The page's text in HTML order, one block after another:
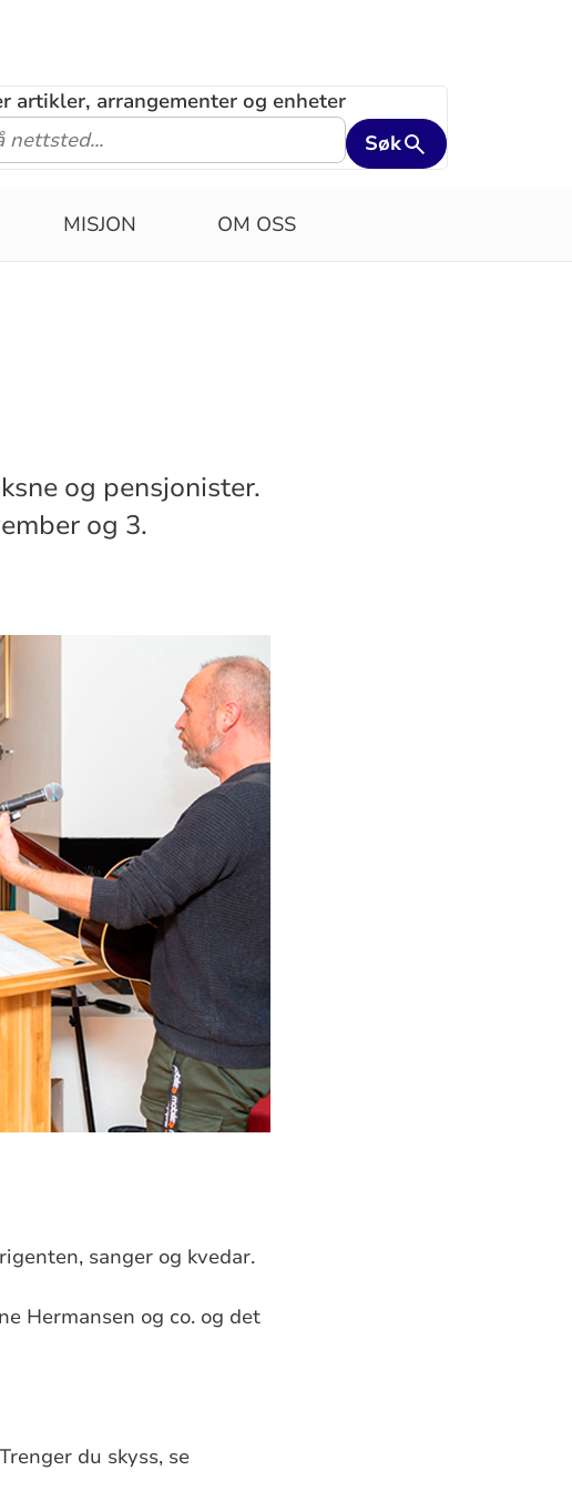
artikler, arrangementer og enheter
Søk
MISJON OM OSS
og pensjonister.
og 3.
sanger og kvedar.
Hermansen og co. og det
du skyss, se